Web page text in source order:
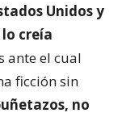
Unidos y
creía
ante el cual
ficción sin
no